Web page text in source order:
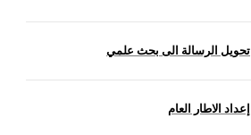
تحويل الرسالة الى بحث علمي
إعداد الاطار العام